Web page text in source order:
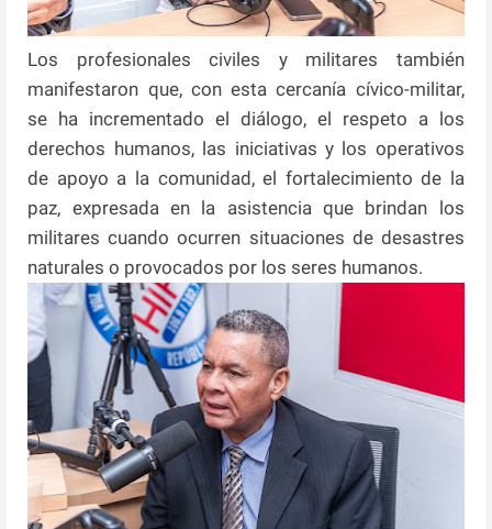
Los profesionales civiles y militares también
manifestaron que, con esta cercanía cívico-militar,
se ha incrementado el diálogo, el respeto a los
derechos humanos, las iniciativas y los operativos
de apoyo a la comunidad, el fortalecimiento de la
paz, expresada en la asistencia que brindan los
militares cuando ocurren situaciones de desastres
naturales o provocados por los seres humanos.